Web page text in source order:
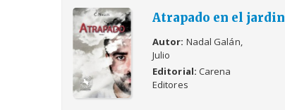
Atrapado en el jardin
Autor Nadal Galán,
Julio
Editorial Carena
Editores